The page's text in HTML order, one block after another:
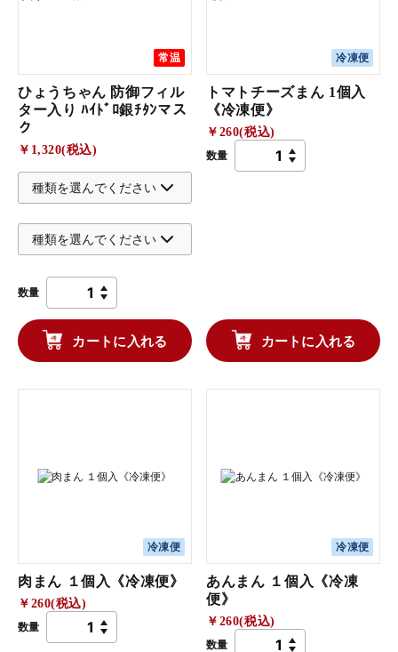
常温
ひょうちゃん 防御フィル
ター入り ﾊｲﾄﾞﾛ銀ﾁﾀﾝマス
ク
￥1,320(税込)
数量
カートに入れる
冷凍便
トマトチーズまん 1個入
《冷凍便》
￥260(税込)
数量
カートに入れる
冷凍便
肉まん １個入《冷凍便》
￥260(税込)
数量
冷凍便
あんまん １個入《冷凍
便》
￥260(税込)
数量